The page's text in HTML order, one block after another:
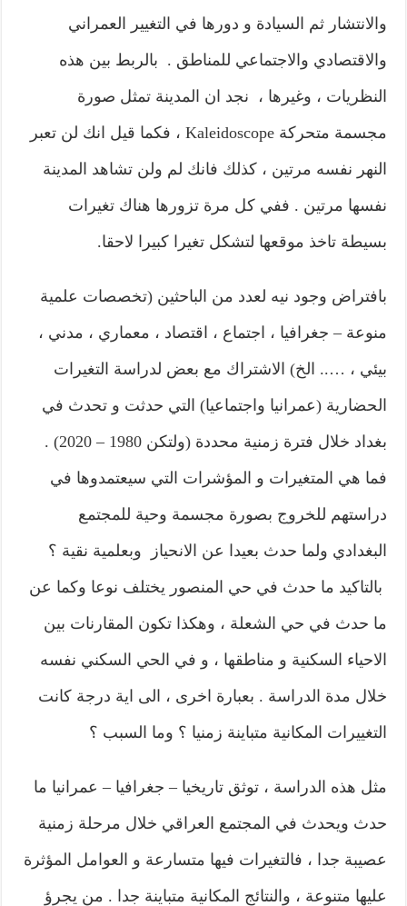
والانتشار ثم السيادة و دورها في التغيير العمراني
والاقتصادي والاجتماعي للمناطق . بالربط بين هذه
النظريات ، وغيرها ، نجد ان المدينة تمثل صورة
مجسمة متحركة Kaleidoscope ، فكما قيل انك لن تعبر
النهر نفسه مرتين ، كذلك فانك لم ولن تشاهد المدينة
نفسها مرتين . ففي كل مرة تزورها هناك تغيرات
بسيطة تاخذ موقعها لتشكل تغيرا كبيرا لاحقا.
بافتراض وجود نيه لعدد من الباحثين (تخصصات علمية
منوعة – جغرافيا ، اجتماع ، اقتصاد ، معماري ، مدني ،
بيئي ، ….. الخ) الاشتراك مع بعض لدراسة التغيرات
الحضارية (عمرانيا واجتماعيا) التي حدثت و تحدث في
بغداد خلال فترة زمنية محددة (ولتكن 1980 – 2020) .
فما هي المتغيرات و المؤشرات التي سيعتمدوها في
دراستهم للخروج بصورة مجسمة وحية للمجتمع
البغدادي ولما حدث بعيدا عن الانحياز وبعلمية نقية ؟
بالتاكيد ما حدث في حي المنصور يختلف نوعا وكما عن
ما حدث في حي الشعلة ، وهكذا تكون المقارنات بين
الاحياء السكنية و مناطقها ، و في الحي السكني نفسه
خلال مدة الدراسة . بعبارة اخرى ، الى اية درجة كانت
التغييرات المكانية متباينة زمنيا ؟ وما السبب ؟
مثل هذه الدراسة ، توثق تاريخيا – جغرافيا – عمرانيا ما
حدث ويحدث في المجتمع العراقي خلال مرحلة زمنية
عصيبة جدا ، فالتغيرات فيها متسارعة و العوامل المؤثرة
عليها متنوعة ، والنتائج المكانية متباينة جدا . من يجرؤ